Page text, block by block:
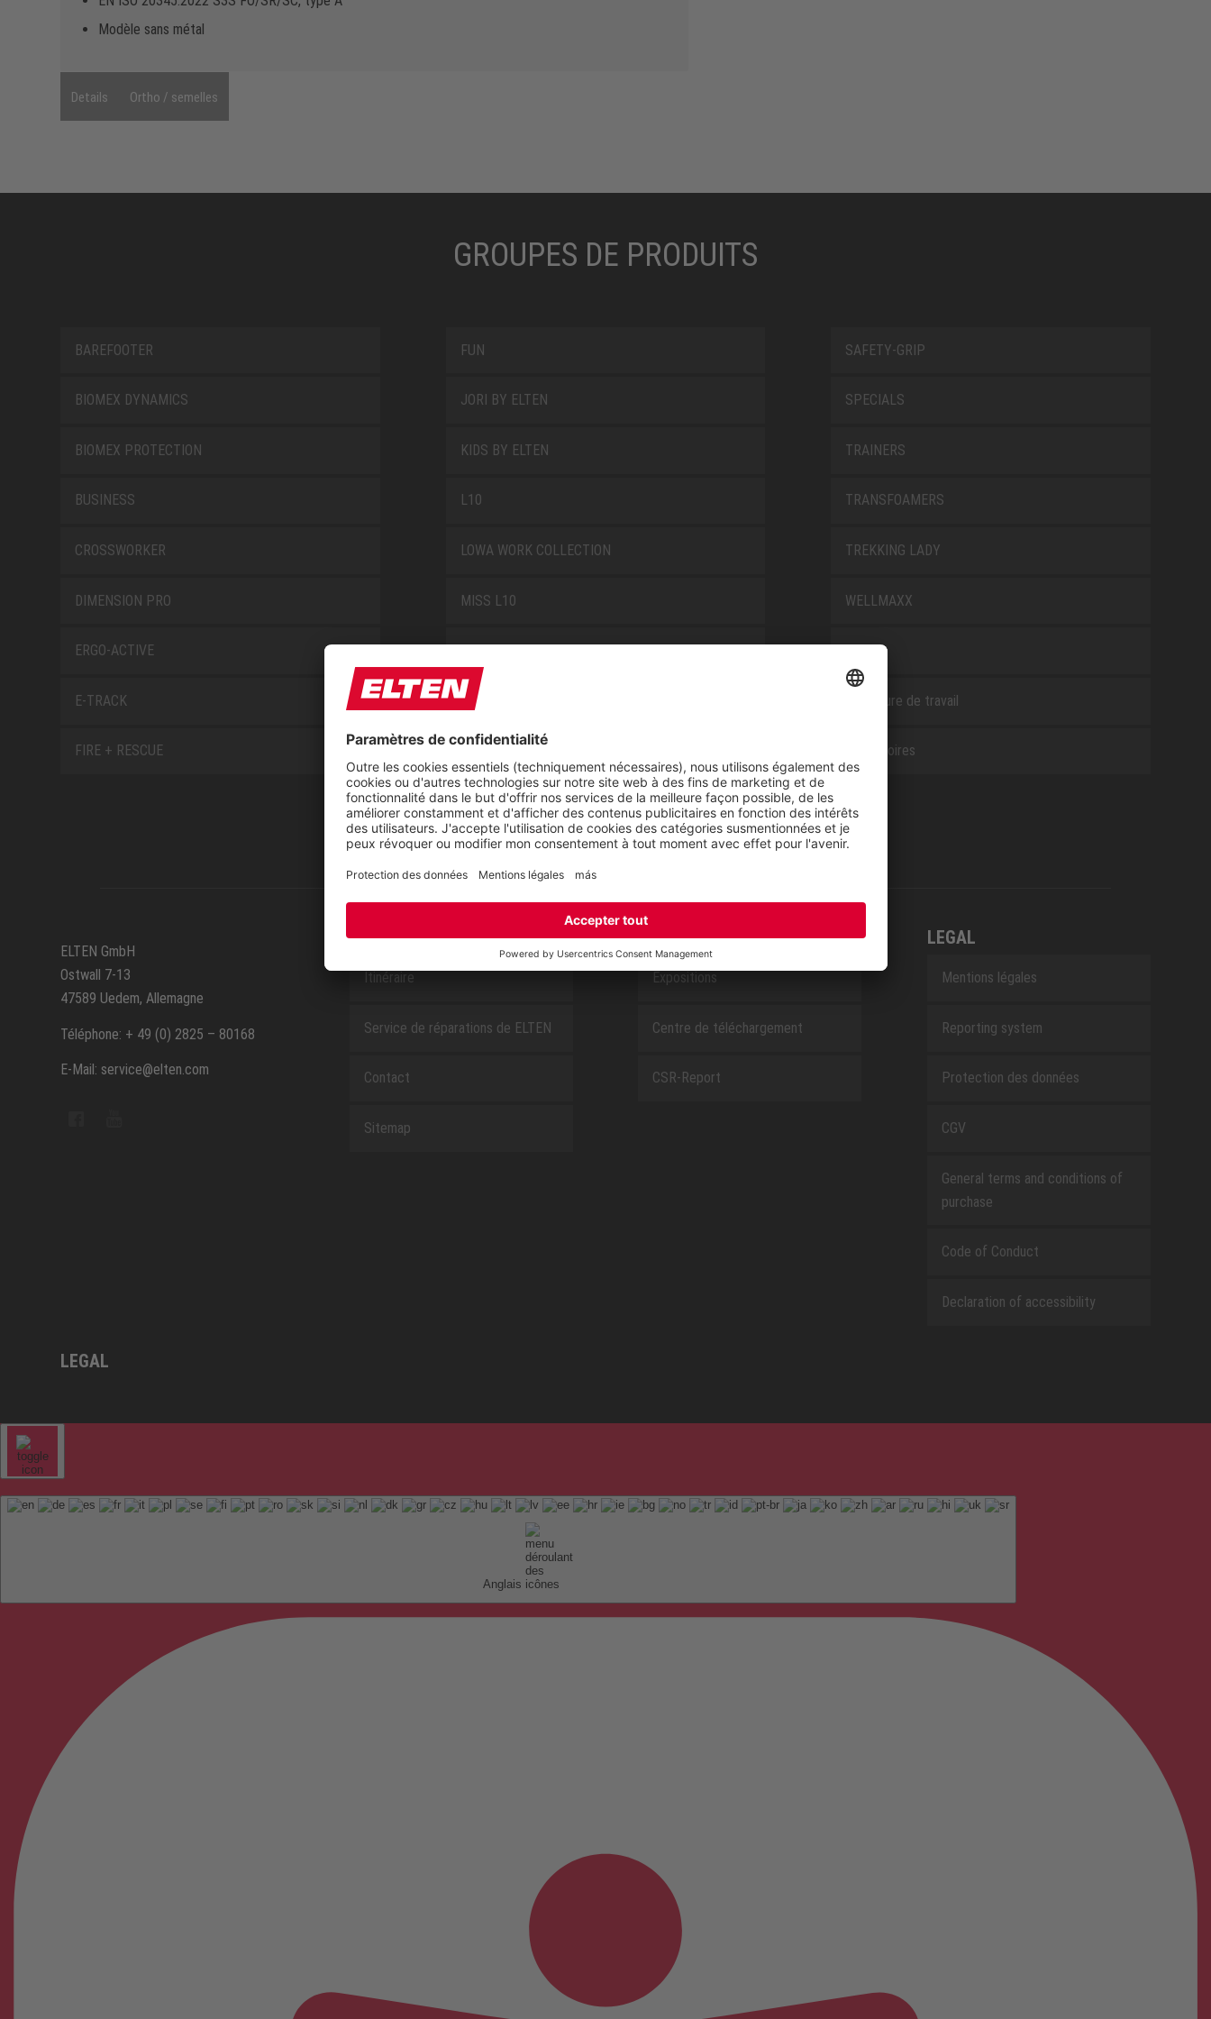
Modèle sans métal
Details Ortho / semelles
GROUPES DE PRODUITS
BAREFOOTER
BIOMEX DYNAMICS
BIOMEX PROTECTION
BUSINESS
CROSSWORKER
DIMENSION PRO
ERGO-ACTIVE
E-TRACK
FIRE + RESCUE
FUN
JORI BY ELTEN
KIDS BY ELTEN
L10
LOWA WORK COLLECTION
MISS L10
NEW CLASSICS
NOVA
SAFEGUARD
SAFETY-GRIP
SPECIALS
TRAINERS
TRANSFOAMERS
TREKKING LADY
WELLMAXX
WHITE
Chaussure de travail
Accessoires
ELTEN GmbH
Ostwall 7-13
47589 Uedem, Allemagne
Téléphone: + 49 (0) 2825 – 80168
E-Mail: service@elten.com
SERVICE
Itinéraire
Service de réparations de ELTEN
Contact
Sitemap
À PROPOS DE NOUS
Expositions
Centre de téléchargement
CSR-Report
LEGAL
Mentions légales
Reporting system
Protection des données
CGV
General terms and conditions of
purchase
Code of Conduct
Declaration of accessibility
LEGAL
Anglais